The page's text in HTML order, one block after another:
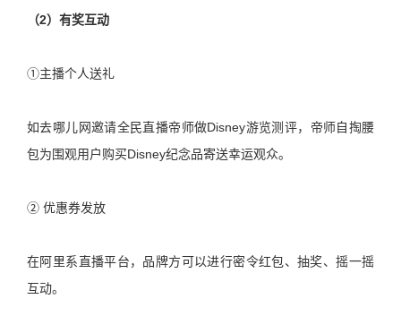
（2）有奖互动
①主播个人送礼
如去哪儿网邀请全民直播帝师做Disney游览测评，帝师自掏腰
包为围观用户购买Disney纪念品寄送幸运观众。
② 优惠券发放
在阿里系直播平台，品牌方可以进行密令红包、抽奖、摇一摇
互动。